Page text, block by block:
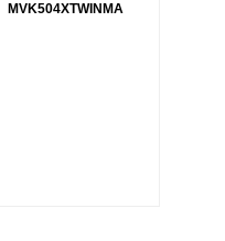
MVK504XTWINMA